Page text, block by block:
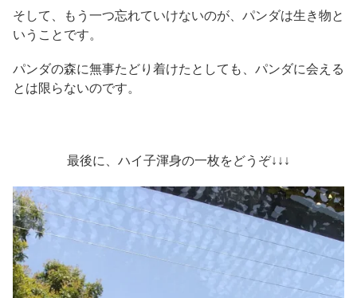
そして、もう一つ忘れていけないのが、パンダは生き物と
いうことです。
パンダの森に無事たどり着けたとしても、パンダに会える
とは限らないのです。
最後に、ハイ子渾身の一枚をどうぞ↓↓↓